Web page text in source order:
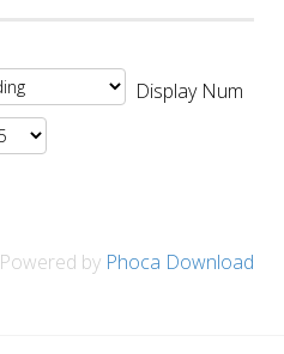
Display Num
Powered by Phoca Download